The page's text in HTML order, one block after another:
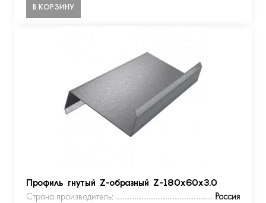
В КОРЗИНУ
Профиль гнутый Z-образный Z-180х60х3.0
Страна производитель:
Россия